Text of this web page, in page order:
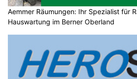
Aemmer Räumungen: Ihr Spezialist für
Hauswartung im Berner Oberland